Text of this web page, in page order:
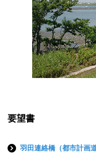
要望書
羽田連絡橋（都市計画